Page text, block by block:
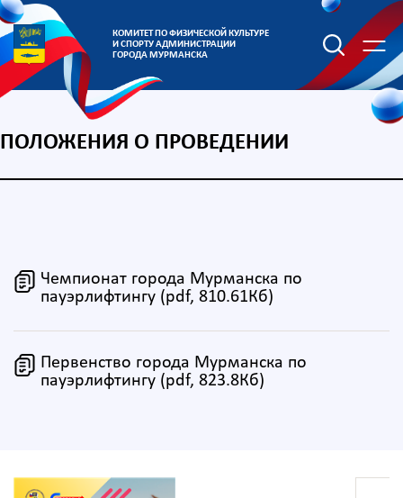
КОМИТЕТ ПО ФИЗИЧЕСКОЙ КУЛЬТУРЕ
И СПОРТУ АДМИНИСТРАЦИИ
ГОРОДА МУРМАНСКА
ПОЛОЖЕНИЯ О ПРОВЕДЕНИИ
Чемпионат города Мурманска по
пауэрлифтингу (pdf, 810.61Кб)
Первенство города Мурманска по
пауэрлифтингу (pdf, 823.8Кб)